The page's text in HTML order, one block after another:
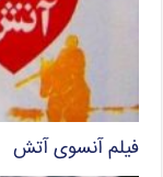
فیلم آنسوی آتش